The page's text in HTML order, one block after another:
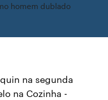
homem dublado
na segunda
na Cozinha -